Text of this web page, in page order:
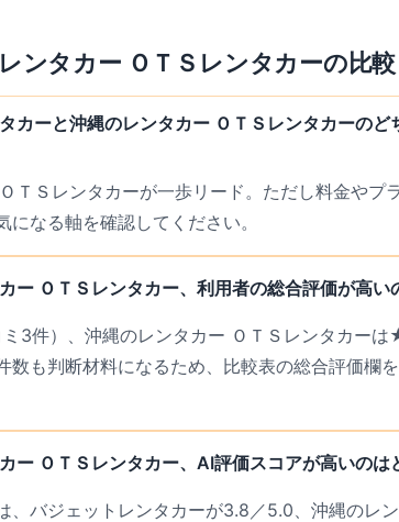
ンタカー ＯＴＳレンタカーの比
カーと沖縄のレンタカー ＯＴＳレンタカーのど
ＴＳレンタカーが一歩リード。ただし料金やプ
なる軸を確認してください。
ー ＯＴＳレンタカー、利用者の総合評価が高い
3件）、沖縄のレンタカー ＯＴＳレンタカーは
数も判断材料になるため、比較表の総合評価欄
ー ＯＴＳレンタカー、AI評価スコアが高いのは
、バジェットレンタカーが3.8／5.0、沖縄のレ